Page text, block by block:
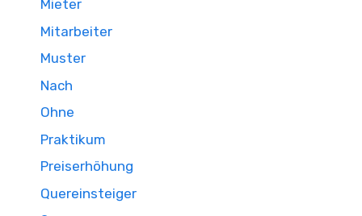
Mieter
Mitarbeiter
Muster
Nach
Ohne
Praktikum
Preiserhöhung
Quereinsteiger